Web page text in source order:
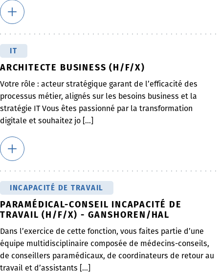
IT
ARCHITECTE BUSINESS (H/F/X)
Votre rôle : acteur stratégique garant de l’efficacité des
processus métier, alignés sur les besoins business et la
stratégie IT Vous êtes passionné par la transformation
digitale et souhaitez jo [...]
INCAPACITÉ DE TRAVAIL
PARAMÉDICAL-CONSEIL INCAPACITÉ DE
TRAVAIL (H/F/X) - GANSHOREN/HAL
Dans l’exercice de cette fonction, vous faites partie d’une
équipe multidisciplinaire composée de médecins-conseils,
de conseillers paramédicaux, de coordinateurs de retour au
travail et d’assistants [...]